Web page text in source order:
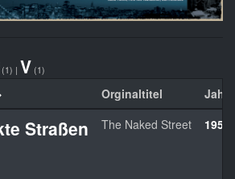
(1) | V (1)
Orginaltitel Jahr
Straßen The Naked Street 1955